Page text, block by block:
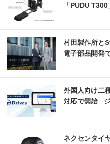
「PUDU
村田製作所と
電子部品開発
外国人向け二
対応で開始...
ネクセンタイ